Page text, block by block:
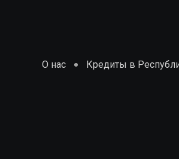
О нас Кредиты в